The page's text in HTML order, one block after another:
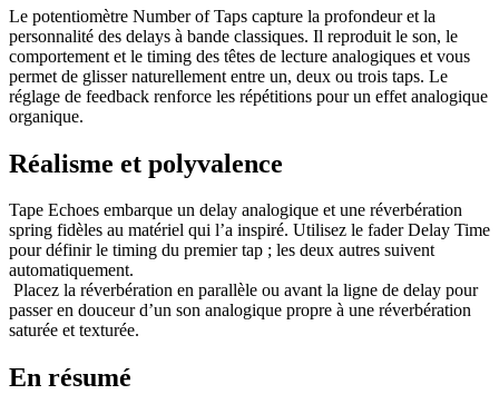
Le potentiomètre Number of Taps capture la profondeur et la
personnalité des delays à bande classiques. Il reproduit le son, le
comportement et le timing des têtes de lecture analogiques et vous
permet de glisser naturellement entre un, deux ou trois taps. Le
réglage de feedback renforce les répétitions pour un effet analogique
organique.
Réalisme et polyvalence
Tape Echoes embarque un delay analogique et une réverbération
spring fidèles au matériel qui l’a inspiré. Utilisez le fader Delay Time
pour définir le timing du premier tap ; les deux autres suivent
automatiquement.
Placez la réverbération en parallèle ou avant la ligne de delay pour
passer en douceur d’un son analogique propre à une réverbération
saturée et texturée.
En résumé